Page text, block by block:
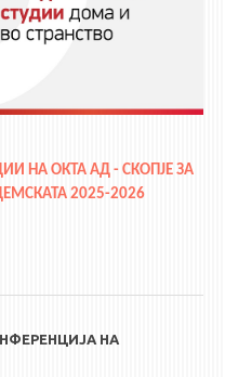
НА ОКТА АД - СКОПЈЕ ЗА
2025-2026
НА